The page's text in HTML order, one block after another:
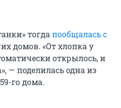
тогда пообщалась с
домов. «От хлопка у
открылось, и
— поделилась одна из
го дома.